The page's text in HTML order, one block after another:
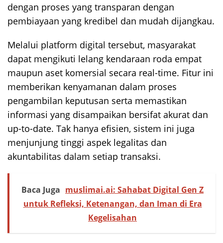
dengan proses yang transparan dengan
pembiayaan yang kredibel dan mudah dijangkau.
Melalui platform digital tersebut, masyarakat
dapat mengikuti lelang kendaraan roda empat
maupun aset komersial secara real-time. Fitur ini
memberikan kenyamanan dalam proses
pengambilan keputusan serta memastikan
informasi yang disampaikan bersifat akurat dan
up-to-date. Tak hanya efisien, sistem ini juga
menjunjung tinggi aspek legalitas dan
akuntabilitas dalam setiap transaksi.
Baca Juga muslimai.ai: Sahabat Digital Gen Z
untuk Refleksi, Ketenangan, dan Iman di Era
Kegelisahan